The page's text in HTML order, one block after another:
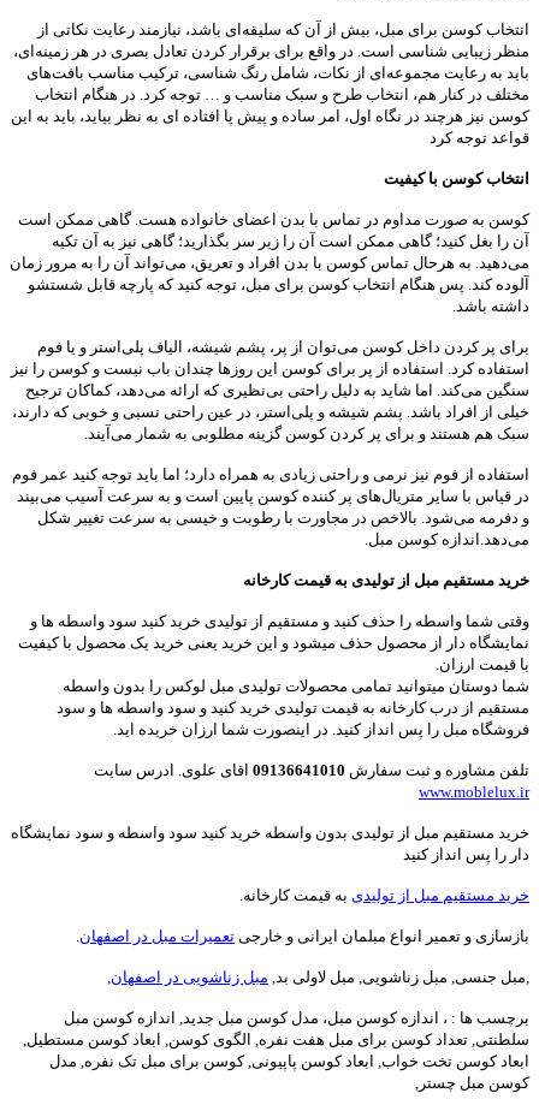
انتخاب کوسن برای مبل، بیش از آن که سلیقه‌ای باشد، نیازمند رعایت نکاتی از
منظر زیبایی شناسی است. در واقع برای برقرار کردن تعادل بصری در هر زمینه‌ای،
باید به رعایت مجموعه‌ای از نکات، شامل رنگ شناسی، ترکیب مناسب بافت‌های
مختلف در کنار هم، انتخاب طرح و سبک مناسب و … توجه کرد. در هنگام انتخاب
کوسن نیز هرچند در نگاه اول، امر ساده و پیش پا افتاده ای به نظر بیاید، باید به این
قواعد توجه کرد
انتخاب کوسن با کیفیت
کوسن به صورت مداوم در تماس با بدن اعضای خانواده هست. گاهی ممکن است
آن را بغل کنید؛ گاهی ممکن است آن را زیر سر بگذارید؛ گاهی نیز به آن تکیه
می‌دهید. به هرحال تماس کوسن با بدن افراد و تعریق، می‌تواند آن را به مرور زمان
آلوده کند. پس هنگام انتخاب کوسن برای مبل، توجه کنید که پارچه قابل شستشو
داشته باشد.
برای پر کردن داخل کوسن می‌توان از پر، پشم شیشه، الیاف پلی‌استر و یا فوم
استفاده کرد. استفاده از پر برای کوسن این روزها چندان باب نیست و کوسن را نیز
سنگین می‌کند. اما شاید به دلیل راحتی بی‌نظیری که ارائه می‌دهد، کماکان ترجیح
خیلی از افراد باشد. پشم شیشه و پلی‌استر، در عین راحتی نسبی و خوبی که دارند،
سبک هم هستند و برای پر کردن کوسن گزینه مطلوبی به شمار می‌آیند.
استفاده از فوم نیز نرمی و راحتی زیادی به همراه دارد؛ اما باید توجه کنید عمر فوم
در قیاس با سایر متریال‌های پر کننده کوسن پایین است و به سرعت آسیب می‌بیند
و دفرمه می‌شود. بالاخص در مجاورت با رطوبت و خیسی به سرعت تغییر شکل
می‌دهد.اندازه کوسن مبل.
خرید مستقیم مبل از تولیدی به قیمت کارخانه
وقتی شما واسطه را حذف کنید و مستقیم از تولیدی خرید کنید سود واسطه ها و
نمایشگاه دار از محصول حذف میشود و این خرید یعنی خرید یک محصول با کیفیت
با قیمت ارزان.
شما دوستان میتوانید تمامی محصولات تولیدی مبل لوکس را بدون واسطه
مستقیم از درب کارخانه به قیمت تولیدی خرید کنید و سود واسطه ها و سود
فروشگاه مبل را پس انداز کنید. در اینصورت شما ارزان خریده اید.
تلفن مشاوره و ثبت سفارش 09136641010 اقای علوی. ادرس سایت
www.moblelux.ir
خرید مستقیم مبل از تولیدی بدون واسطه خرید کنید سود واسطه و سود نمایشگاه
دار را پس انداز کنید
خرید مستقیم مبل از تولیدی به قیمت کارخانه.
بازسازی و تعمیر انواع مبلمان ایرانی و خارجی تعمیرات مبل در اصفهان.
,مبل جنسی, مبل زناشویی, مبل لاولی بد, مبل زناشویی در اصفهان,
برچسب ها : ، اندازه کوسن مبل، مدل کوسن مبل جدید, اندازه کوسن مبل
سلطنتی, تعداد کوسن برای مبل هفت نفره, الگوی کوسن, ابعاد کوسن مستطیل,
ابعاد کوسن تخت خواب, ابعاد کوسن پاپیونی, کوسن برای مبل تک نفره, مدل
کوسن مبل چستر,